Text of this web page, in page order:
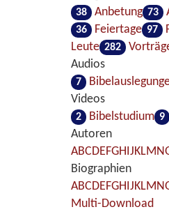
38 Anbetung 73
36 Feiertage 97
Leute 282
Audios
7
Videos
2 Bibelstudium 9
Autoren
ABCDEFGHIJKLMN
Biographien
ABCDEFGHIJKLMN
Multi-Download